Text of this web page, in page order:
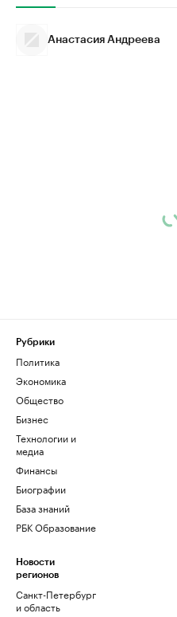
Анастасия Андреева
Рубрики
Политика
Экономика
Общество
Бизнес
Технологии и
медиа
Финансы
Биографии
База знаний
РБК Образование
Новости
регионов
Санкт-Петербург
и область